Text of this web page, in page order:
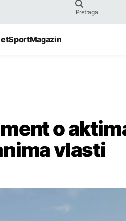
SportMagazin
o
vlasti